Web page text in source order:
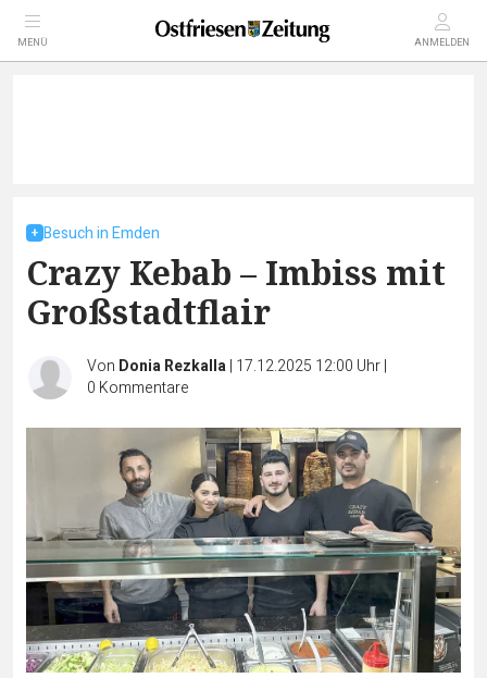
MENÜ ANMELDEN
Besuch in Emden
Crazy Kebab – Imbiss mit
Großstadtflair
Von Donia Rezkalla| 17.12.2025 12:00 Uhr|
0 Kommentare